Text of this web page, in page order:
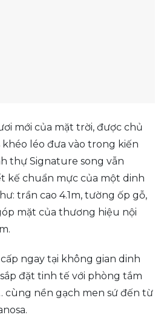
mới của mặt trời, được chủ
léo đưa vào trong kiến
thự Signature song vẫn
kế chuẩn mực của một dinh
trần cao 4.1m, tường ốp gỗ,
mặt của thương hiệu nội
ngay tại không gian dinh
đặt tinh tế với phòng tắm
cùng nền gạch men sứ đến từ